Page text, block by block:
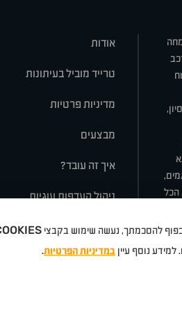
הכל
אודות
טרייד מוביל בעיתונות
מדיניות פרטיות
מבצעים
איך זה עובד?
ניהול העדפות עוגיות
טסלהג'יפ ב מ וולקסוסאאודיסקודה
מוביל
להסכמתך, נעשה שימוש בקבצי
למידע נוסף עיין במדיניות הפרטיות.